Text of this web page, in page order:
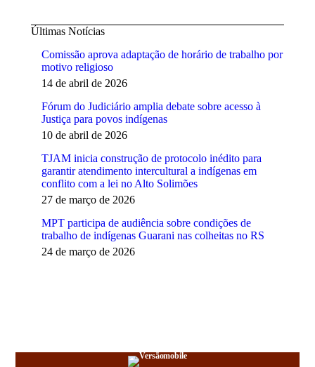
Últimas Notícias
Comissão aprova adaptação de horário de trabalho por
motivo religioso
14 de abril de 2026
Fórum do Judiciário amplia debate sobre acesso à
Justiça para povos indígenas
10 de abril de 2026
TJAM inicia construção de protocolo inédito para
garantir atendimento intercultural a indígenas em
conflito com a lei no Alto Solimões
27 de março de 2026
MPT participa de audiência sobre condições de
trabalho de indígenas Guarani nas colheitas no RS
24 de março de 2026